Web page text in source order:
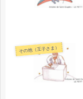
その他（王子さま）